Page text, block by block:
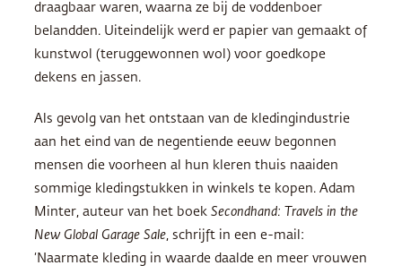
draagbaar waren, waarna ze bij de voddenboer
belandden. Uiteindelijk werd er papier van gemaakt of
kunstwol (teruggewonnen wol) voor goedkope
dekens en jassen.
Als gevolg van het ontstaan van de kledingindustrie
aan het eind van de negentiende eeuw begonnen
mensen die voorheen al hun kleren thuis naaiden
sommige kledingstukken in winkels te kopen. Adam
Minter, auteur van het boek Secondhand: Travels in the
New Global Garage Sale , schrijft in een e-mail:
‘Naarmate kleding in waarde daalde en meer vrouwen